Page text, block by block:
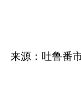
来源：吐鲁番